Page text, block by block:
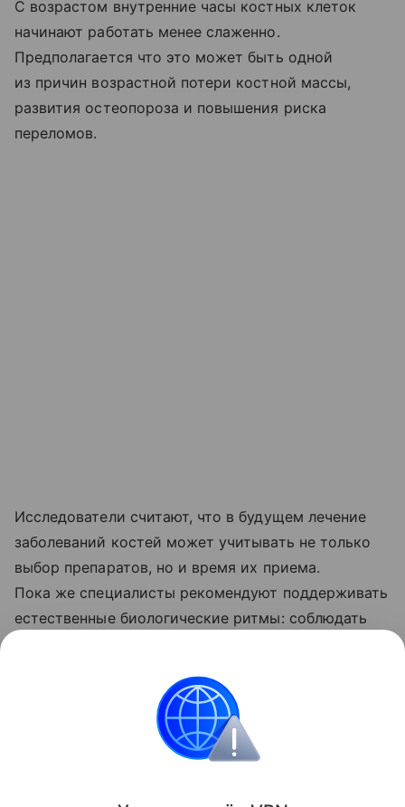
С возрастом внутренние часы костных клеток
начинают работать менее слаженно.
Предполагается что это может быть одной
из причин возрастной потери костной массы,
развития остеопороза и повышения риска
переломов.
Исследователи считают, что в будущем лечение
заболеваний костей может учитывать не только
выбор препаратов, но и время их приема.
Пока же специалисты рекомендуют поддерживать
естественные биологические ритмы: соблюдать
и регулярно заниматься физической активностью.